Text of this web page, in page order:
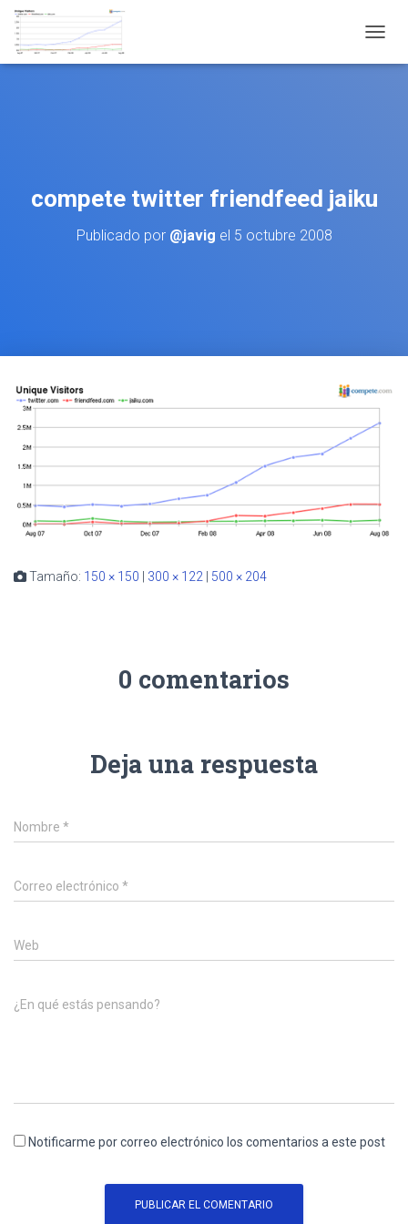
compete twitter friendfeed jaiku
Publicado por @javig el 5 octubre 2008
Tamaño: 150 × 150 | 300 × 122 | 500 × 204
0 comentarios
Deja una respuesta
Nombre *
Correo electrónico *
Web
¿En qué estás pensando?
Notificarme por correo electrónico los comentarios a este post